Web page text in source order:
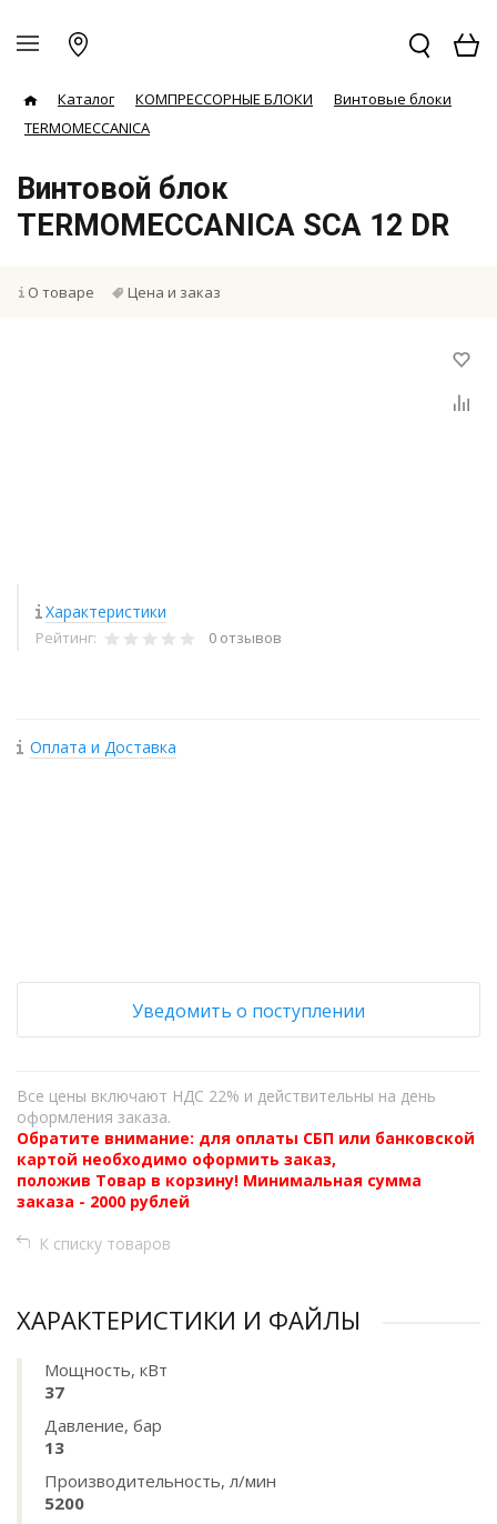
Каталог КОМПРЕССОРНЫЕ БЛОКИ
Винтовые блоки
TERMOMECCANICA
Винтовой блок
TERMOMECCANICA SCA 12 DR
О товаре Цена и заказ
Характеристики
Рейтинг: 0 отзывов
Оплата и Доставка
Уведомить о поступлении
Все цены включают НДС 22% и действительны на день
оформления заказа.
Обратите внимание: для оплаты СБП или банковской
картой необходимо оформить заказ,
положив Товар в корзину! Минимальная сумма
заказа - 2000 рублей
К списку товаров
ХАРАКТЕРИСТИКИ И ФАЙЛЫ
Мощность, кВт
37
Давление, бар
13
Производительность, л/мин
5200